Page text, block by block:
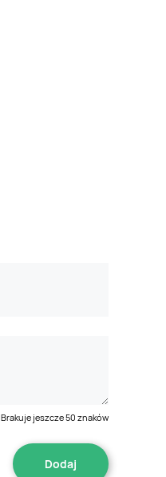
Brakuje jeszcze50 znaków